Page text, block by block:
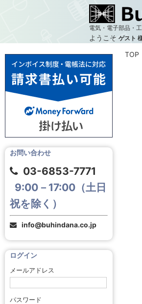
電気・電子部品・
ようこそ ゲスト
お問い合わせ
03-6853-7771
9:00－17:00（土日
祝を除く）
info@buhindana.co.jp
ログイン
メールアドレス
パスワード
TOP